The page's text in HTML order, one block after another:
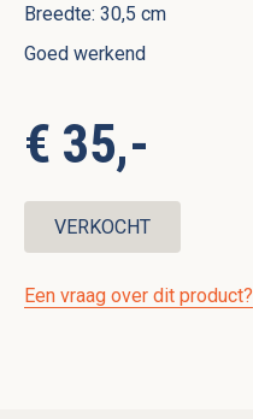
Breedte: 30,5 cm
Goed werkend
€ 35,-
VERKOCHT
Een vraag over dit product?